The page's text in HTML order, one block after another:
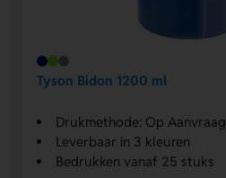
Tyson Bidon 1200 ml
Drukmethode: Op Aanvraag
Leverbaar in 3 kleuren
Bedrukken vanaf 25 stuks